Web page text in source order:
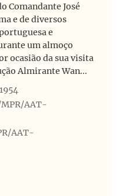
Comandante José
e de diversos
e
um almoço
ocasião da sua visita
Almirante Wan...
AAT-
AAT-